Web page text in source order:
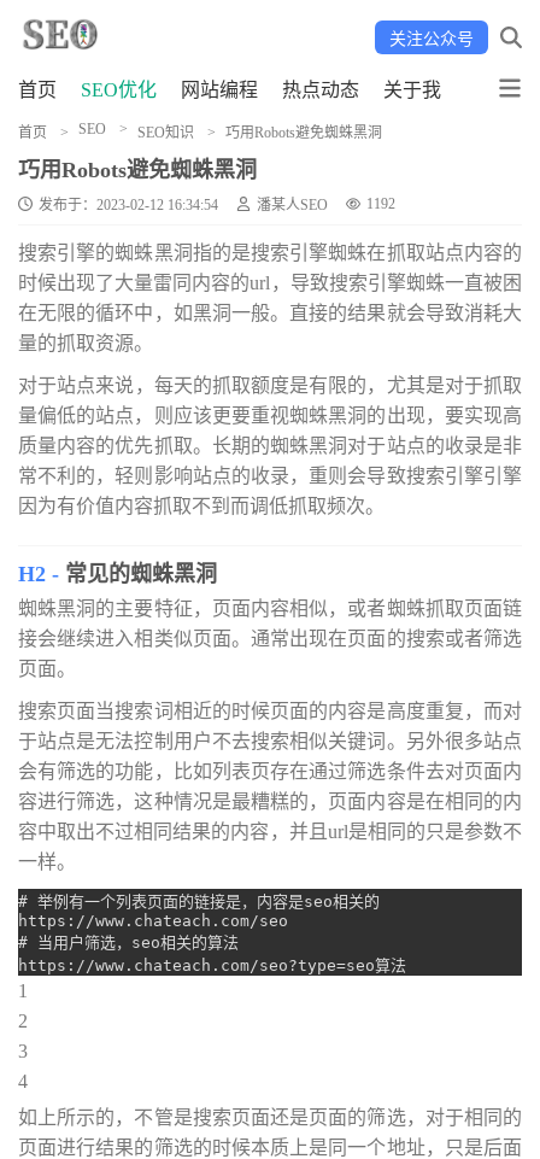
关注公众号
首页 SEO优化 网站编程 热点动态 关于我
首页 SEO SEO知识 巧用Robots避免蜘蛛黑洞
巧用Robots避免蜘蛛黑洞
发布于：2023-02-12 16:34:54 潘某人SEO 1192
搜索引擎的蜘蛛黑洞指的是搜索引擎蜘蛛在抓取站点内容的
时候出现了大量雷同内容的url，导致搜索引擎蜘蛛一直被困
在无限的循环中，如黑洞一般。直接的结果就会导致消耗大
量的抓取资源。
​对于站点来说，每天的抓取额度是有限的，尤其是对于抓取
量偏低的站点，则应该更要重视蜘蛛黑洞的出现，要实现高
质量内容的优先抓取。长期的蜘蛛黑洞对于站点的收录是非
常不利的，轻则影响站点的收录，重则会导致搜索引擎引擎
因为有价值内容抓取不到而调低抓取频次。
常见的蜘蛛黑洞
蜘蛛黑洞的主要特征，页面内容相似，或者蜘蛛抓取页面链
接会继续进入相类似页面。通常出现在页面的搜索或者筛选
页面。
搜索页面当搜索词相近的时候页面的内容是高度重复，而对
于站点是无法控制用户不去搜索相似关键词。另外很多站点
会有筛选的功能，比如列表页存在通过筛选条件去对页面内
容进行筛选，这种情况是最糟糕的，页面内容是在相同的内
容中取出不过相同结果的内容，并且url是相同的只是参数不
一样。
# 举例有一个列表页面的链接是，内容是seo相关的
https://www.chateach.com/seo
# 当用户筛选，seo相关的算法
1
2
3
4
如上所示的，不管是搜索页面还是页面的筛选，对于相同的
页面进行结果的筛选的时候本质上是同一个地址，只是后面